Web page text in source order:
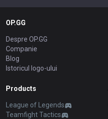
OP.GG
Despre OP.GG
Companie
Blog
Istoricul logo-ului
Products
League of Legends
Teamfight Tactics